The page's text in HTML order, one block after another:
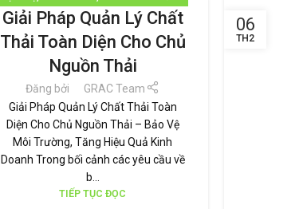
KỀNH,GRAC,PHÂN LOẠI RÁC ,QUẢN LÝ RÁC
, TÁI CHẾ TÁI SỬ DỤNG
THƯƠNG HIỆU
BỀN VỮNG,TIN TỨC
Giải Pháp Quản Lý Chất
Thải Toàn Diện Cho Chủ
Nguồn Thải
Đăng bởi
GRAC Team
Giải Pháp Quản Lý Chất Thải Toàn
Diện Cho Chủ Nguồn Thải – Bảo Vệ
Môi Trường, Tăng Hiệu Quả Kinh
Doanh Trong bối cảnh các yêu cầu về
b...
TIẾP TỤC ĐỌC
06
TH2